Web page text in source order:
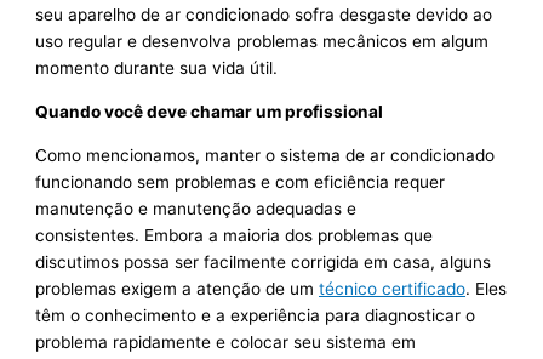
seu aparelho de ar condicionado sofra desgaste devido ao
uso regular e desenvolva problemas mecânicos em algum
momento durante sua vida útil.
Quando você deve chamar um profissional
Como mencionamos, manter o sistema de ar condicionado
funcionando sem problemas e com eficiência requer
manutenção e manutenção adequadas e
consistentes. Embora a maioria dos problemas que
discutimos possa ser facilmente corrigida em casa, alguns
problemas exigem a atenção de umtécnico certificado. Eles
têm o conhecimento e a experiência para diagnosticar o
problema rapidamente e colocar seu sistema em